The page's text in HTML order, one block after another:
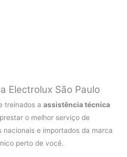
Electrolux São Paulo
treinados aassistência técnica
o melhor serviço de
e importados da marca
perto de você.